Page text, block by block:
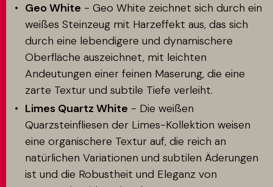
Geo White - Geo White zeichnet sich durch ein
weißes Steinzeug mit Harzeffekt aus, das sich
durch eine lebendigere und dynamischere
Oberfläche auszeichnet, mit leichten
Andeutungen einer feinen Maserung, die eine
zarte Textur und subtile Tiefe verleiht.
Limes Quartz White - Die weißen
Quarzsteinfliesen der Limes-Kollektion weisen
eine organischere Textur auf, die reich an
natürlichen Variationen und subtilen Äderungen
ist und die Robustheit und Eleganz von